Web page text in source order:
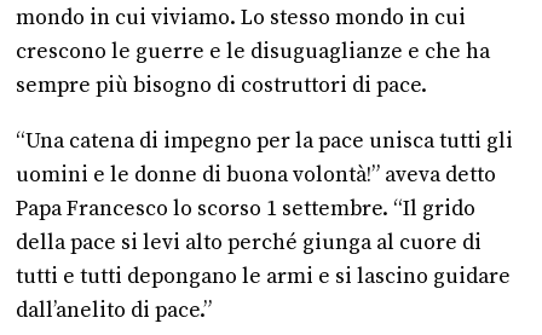
mondo in cui viviamo. Lo stesso mondo in cui
crescono le guerre e le disuguaglianze e che ha
sempre più bisogno di costruttori di pace.
“Una catena di impegno per la pace unisca tutti gli
uomini e le donne di buona volontà!” aveva detto
Papa Francesco lo scorso 1 settembre. “Il grido
della pace si levi alto perché giunga al cuore di
tutti e tutti depongano le armi e si lascino guidare
dall’anelito di pace.”